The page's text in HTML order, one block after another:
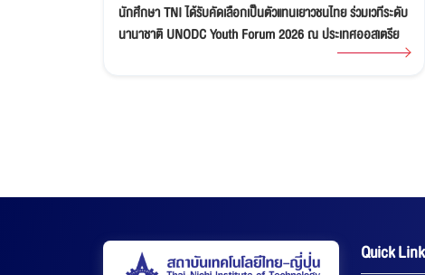
นักศึกษา TNI ได้รับคัดเลือกเป็นตัวแทนเยาวชนไทย ร่วมเวทีระดับ
นานาชาติ UNODC Youth Forum 2026 ณ ประเทศออสเตรีย
Quick Link